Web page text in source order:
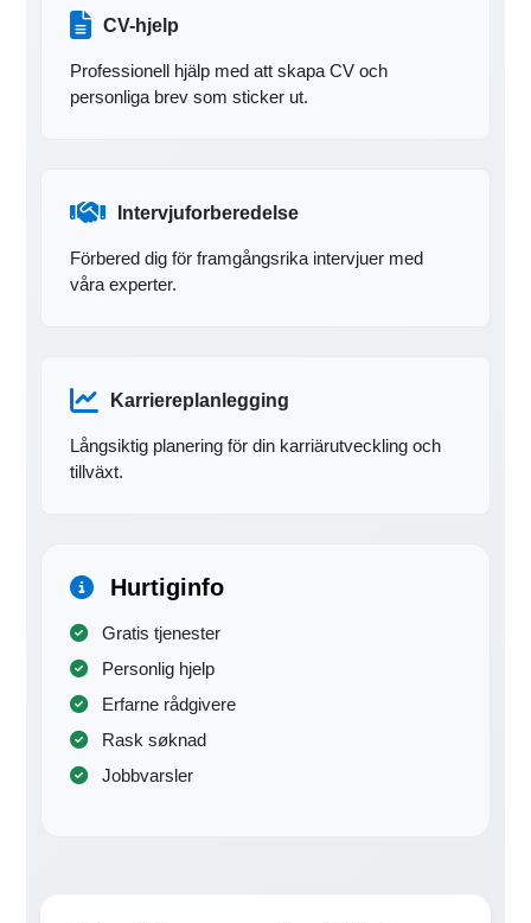
CV-hjelp
Professionell hjälp med att skapa CV och
personliga brev som sticker ut.
Intervjuforberedelse
Förbered dig för framgångsrika intervjuer med
våra experter.
Karriereplanlegging
Långsiktig planering för din karriärutveckling och
tillväxt.
Hurtiginfo
Gratis tjenester
Personlig hjelp
Erfarne rådgivere
Rask søknad
Jobbvarsler